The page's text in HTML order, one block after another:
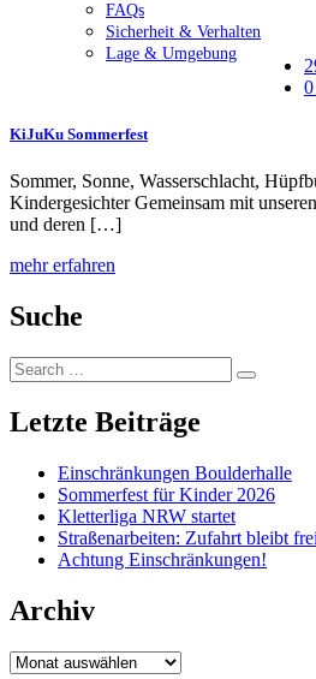
FAQs
Sicherheit & Verhalten
Lage & Umgebung
KiJuKu Sommerfest
Sommer, Sonne, Wasserschlacht,
Kindergesichter Gemeinsam mit
und deren […]
mehr erfahren
Suche
Search
for:
Search
Letzte Beiträge
Einschränkungen Boulderhalle
Sommerfest für Kinder 2026
Kletterliga NRW startet
Straßenarbeiten: Zufahrt bleibt
Achtung Einschränkungen!
Archiv
Archiv